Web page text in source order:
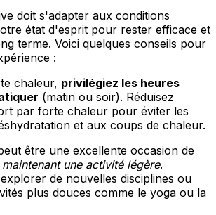
doit s'adapter aux conditions
état d'esprit pour rester efficace et
terme. Voici quelques conseils pour
:
chaleur, privilégiez les heures
(matin ou soir). Réduisez
par forte chaleur pour éviter les
et aux coups de chaleur.
être une excellente occasion de
une activité légère.
de nouvelles disciplines ou
plus douces comme le yoga ou la